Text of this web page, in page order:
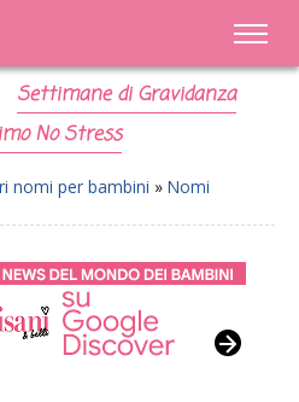
Settimane di Gravidanza
No Stress
nomi per bambini » Nomi